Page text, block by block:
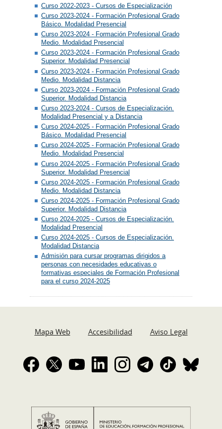
Curso 2022-2023 - Cursos de Especialización
Curso 2023-2024 - Formación Profesional Grado
Básico. Modalidad Presencial
Curso 2023-2024 - Formación Profesional Grado
Medio. Modalidad Presencial
Curso 2023-2024 - Formación Profesional Grado
Superior. Modalidad Presencial
Curso 2023-2024 - Formación Profesional Grado
Medio. Modalidad Distancia
Curso 2023-2024 - Formación Profesional Grado
Superior. Modalidad Distancia
Curso 2023-2024 - Cursos de Especialización.
Modalidad Presencial y a Distancia
Curso 2024-2025 - Formación Profesional Grado
Básico. Modalidad Presencial
Curso 2024-2025 - Formación Profesional Grado
Medio. Modalidad Presencial
Curso 2024-2025 - Formación Profesional Grado
Superior. Modalidad Presencial
Curso 2024-2025 - Formación Profesional Grado
Medio. Modalidad Distancia
Curso 2024-2025 - Formación Profesional Grado
Superior. Modalidad Distancia
Curso 2024-2025 - Cursos de Especialización.
Modalidad Presencial
Curso 2024-2025 - Cursos de Especialización.
Modalidad Distancia
Admisión para cursar programas dirigidos a
personas con necesidades educativas o
formativas especiales de Formación Profesional
para el curso 2024-2025
Mapa Web Accesibilidad Aviso Legal